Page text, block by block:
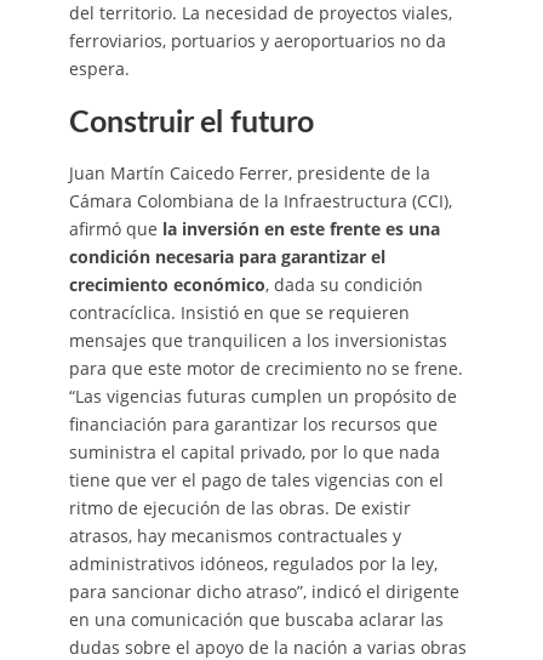
del territorio. La necesidad de proyectos viales,
ferroviarios, portuarios y aeroportuarios no da
espera.
Construir el futuro
Juan Martín Caicedo Ferrer, presidente de la
Cámara Colombiana de la Infraestructura (CCI),
afirmó que la inversión en este frente es una
condición necesaria para garantizar el
crecimiento económico, dada su condición
contracíclica. Insistió en que se requieren
mensajes que tranquilicen a los inversionistas
para que este motor de crecimiento no se frene.
“Las vigencias futuras cumplen un propósito de
financiación para garantizar los recursos que
suministra el capital privado, por lo que nada
tiene que ver el pago de tales vigencias con el
ritmo de ejecución de las obras. De existir
atrasos, hay mecanismos contractuales y
administrativos idóneos, regulados por la ley,
para sancionar dicho atraso”, indicó el dirigente
en una comunicación que buscaba aclarar las
dudas sobre el apoyo de la nación a varias obras